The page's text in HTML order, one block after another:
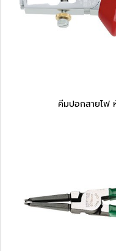
คีมปอกสายไฟ